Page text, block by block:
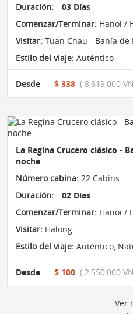
Duración:
03 Días
Comenzar/Terminar: Hanoi /
Visitar: Tuan Chau - Bahía de
Estilo del viaje: Auténtico
Desde $ 338 ( 8,619,000
La Regina Crucero clásico -
noche
Número cabina: 22 Cabins
Duración:
02 Días
Comenzar/Terminar: Hanoi /
Visitar: Halong
Estilo del viaje: Auténtico,
Desde $ 100 ( 2,550,000
Ver